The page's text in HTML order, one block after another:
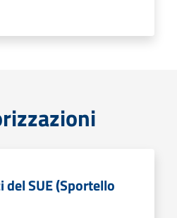
del SUE (Sportello